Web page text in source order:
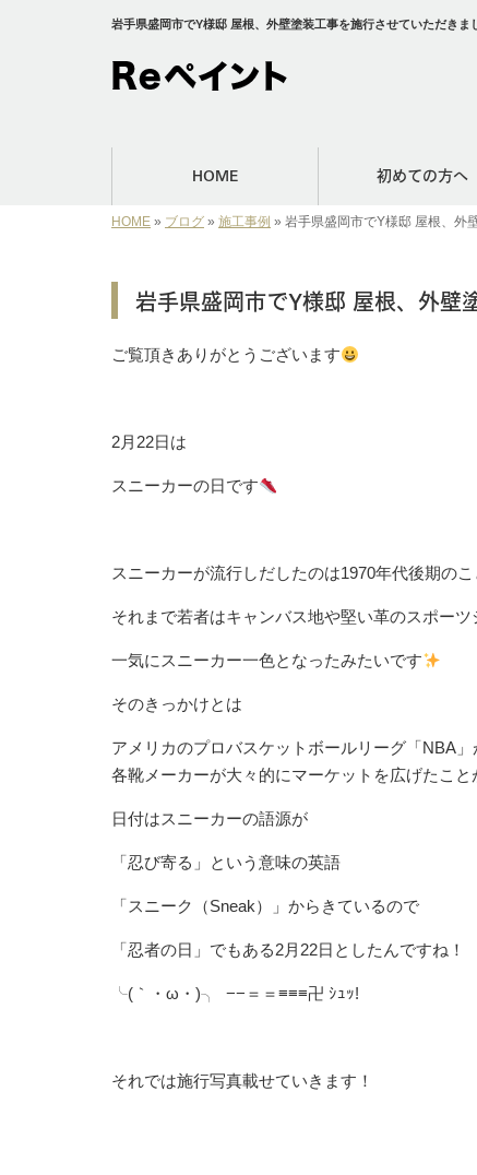
岩手県盛岡市でY様邸 屋根、外壁塗装工事を施行させていただき
HOME 初めての方へ
HOME » ブログ » 施工事例 » 岩手県盛岡市でY様邸 屋根、外
岩手県盛岡市でY様邸 屋根、外壁
ご覧頂きありがとうございます
2月22日は
スニーカーの日です
スニーカーが流行しだしたのは1970年代後期の
それまで若者はキャンバス地や堅い革のスポー
一気にスニーカー一色となったみたいです
そのきっかけとは
アメリカのプロバスケットボールリーグ「NBA
各靴メーカーが大々的にマーケットを広げたこ
日付はスニーカーの語源が
「忍び寄る」という意味の英語
「スニーク（Sneak）」からきているので
「忍者の日」でもある2月22日としたんですね！
╰(｀・ω・)╮ −−＝＝≡≡≡卍 ｼｭｯ!
それでは施行写真載せていきます！